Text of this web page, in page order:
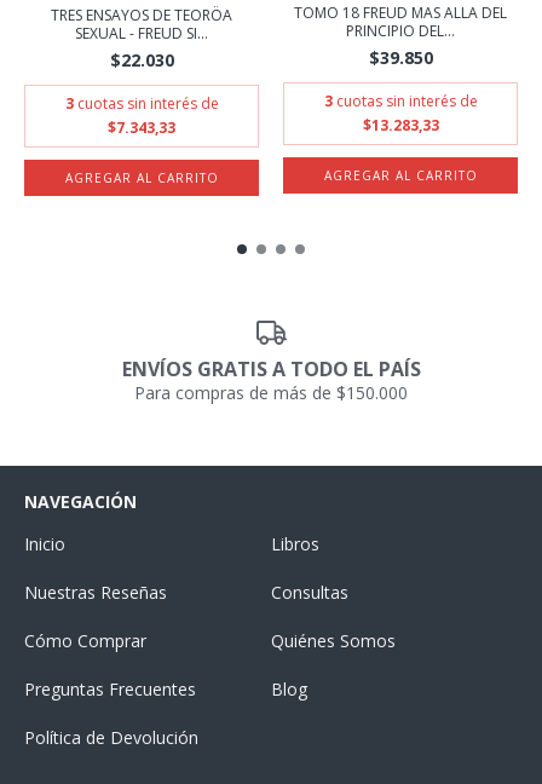
TRES ENSAYOS DE TEORÖA
SEXUAL - FREUD SI...
$22.030
3 cuotas sin interés de
$7.343,33
TOMO 18 FREUD MAS ALLA DEL
PRINCIPIO DEL...
$39.850
3 cuotas sin interés de
$13.283,33
ENVÍOS GRATIS A TODO EL PAÍS
Para compras de más de $150.000
NAVEGACIÓN
Inicio
Libros
Nuestras Reseñas Consultas
Cómo Comprar Quiénes Somos
Preguntas Frecuentes Blog
Política de Devolución